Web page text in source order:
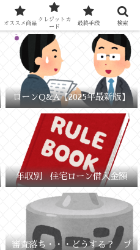
しないお金の選び方」
ローンQ&A【2025年最新版】
年収別 住宅ローン借入金額
審査落ち・・・どうする？ プ
オススメ商品
クレジットカ
ード
最終手段 検索